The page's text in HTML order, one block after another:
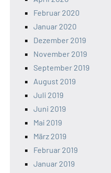
Februar 2020
Januar 2020
Dezember 2019
November 2019
September 2019
August 2019
Juli 2019
Juni 2019
Mai 2019
März 2019
Februar 2019
Januar 2019